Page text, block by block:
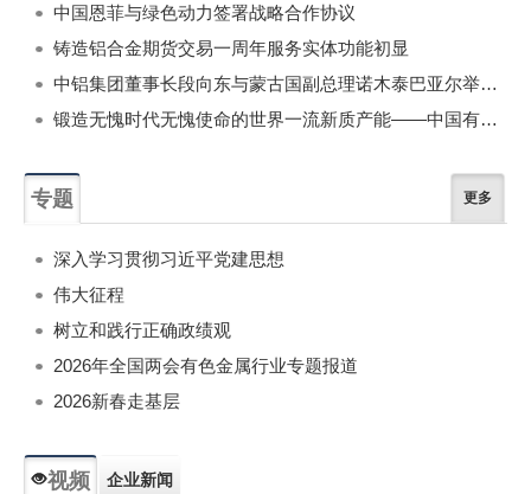
中国恩菲与绿色动力签署战略合作协议
铸造铝合金期货交易一周年服务实体功能初显
中铝集团董事长段向东与蒙古国副总理诺木泰巴亚尔举行会谈
锻造无愧时代无愧使命的世界一流新质产能——中国有色金属工业的战略应对与破局之道（二）
专题 更多
深入学习贯彻习近平党建思想
伟大征程
树立和践行正确政绩观
2026年全国两会有色金属行业专题报道
2026新春走基层
视频 企业新闻